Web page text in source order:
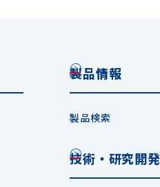
製品情報
製品検索
技術・研究開発